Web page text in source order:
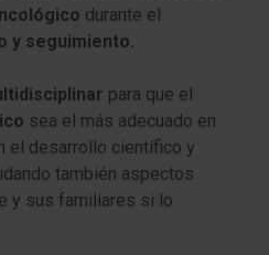
durante el
y seguimiento.
para que el
sea el más adecuado en
el desarrollo científico y
también aspectos
y sus familiares si lo